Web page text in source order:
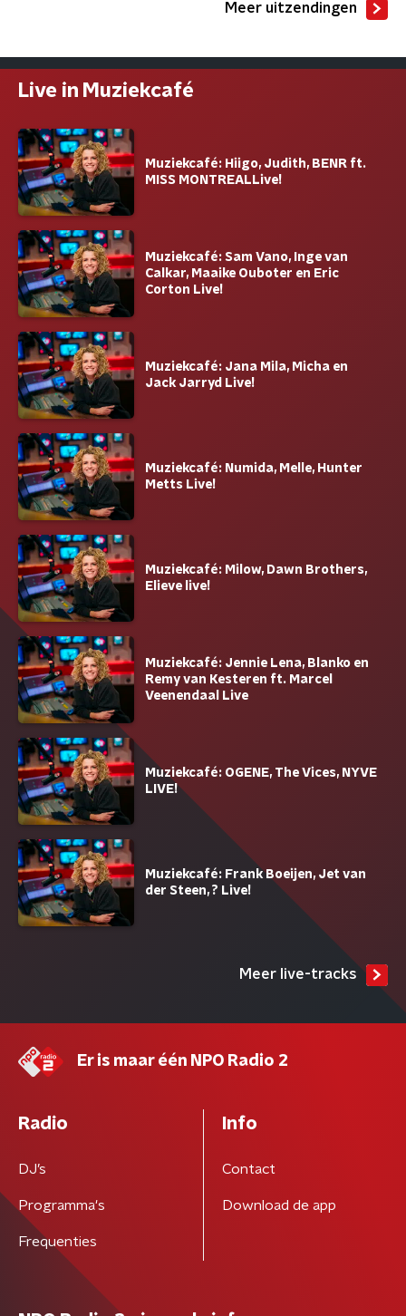
Meer uitzendingen
Live in Muziekcafé
Muziekcafé: Hiigo, Judith, BENR ft.
MISS MONTREALLive!
Muziekcafé: Sam Vano, Inge van
Calkar, Maaike Ouboter en Eric
Corton Live!
Muziekcafé: Jana Mila, Micha en
Jack Jarryd Live!
Muziekcafé: Numida, Melle, Hunter
Metts Live!
Muziekcafé: Milow, Dawn Brothers,
Elieve live!
Muziekcafé: Jennie Lena, Blanko en
Remy van Kesteren ft. Marcel
Veenendaal Live
Muziekcafé: OGENE, The Vices, NYVE
LIVE!
Muziekcafé: Frank Boeijen, Jet van
der Steen, ? Live!
Meer live-tracks
Er is maar één NPO Radio 2
Radio
DJ’s
Programma's
Frequenties
Info
Contact
Download de app